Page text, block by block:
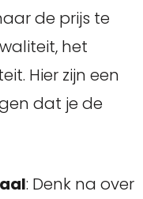
de prijs te
het
Hier zijn een
dat je de
: Denk na over